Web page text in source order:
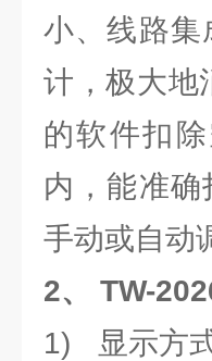
小、线路集
计，极大地
的软件扣
内，能准
手动或自动
2、
TW-
1) 显示方